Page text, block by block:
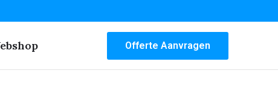
Offerte Aanvragen